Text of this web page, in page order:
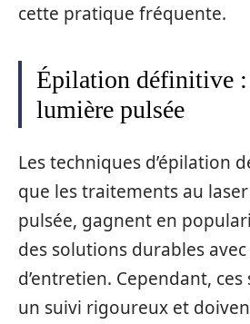
cette pratique fréquente.
Épilation définitive :
lumière pulsée
Les techniques d’épilation
que les traitements au
pulsée, gagnent en
des solutions durables
d’entretien. Cependant,
un suivi rigoureux et